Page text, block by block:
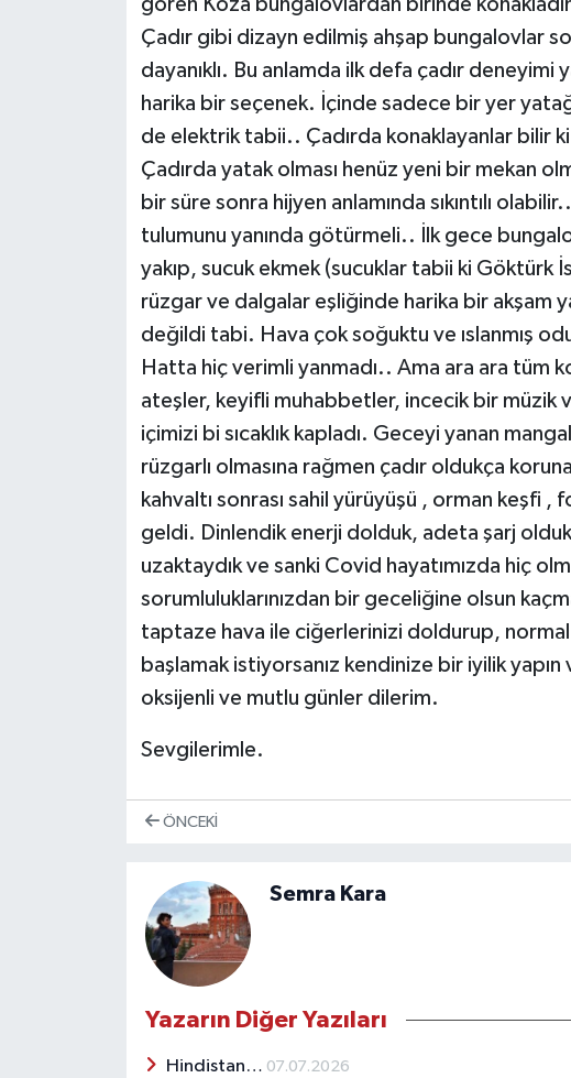
gören Koza bungalovlardan birinde
Çadır gibi dizayn edilmiş ahşap bungalovlar
dayanıklı. Bu anlamda ilk defa çadır
harika bir seçenek. İçinde sadece bir yer
de elektrik tabii.. Çadırda konaklayanlar bilir
Çadırda yatak olması henüz yeni bir mekan
bir süre sonra hijyen anlamında sıkıntılı
tulumunu yanında götürmeli.. İlk gece
yakıp, sucuk ekmek (sucuklar tabii ki Göktürk
rüzgar ve dalgalar eşliğinde harika bir akşam
değildi tabi. Hava çok soğuktu ve ıslanmış
Hatta hiç verimli yanmadı.. Ama ara ara tüm
ateşler, keyifli muhabbetler, incecik bir müzik
içimizi bi sıcaklık kapladı. Geceyi yanan
rüzgarlı olmasına rağmen çadır oldukça
kahvaltı sonrası sahil yürüyüşü , orman keşfi
geldi. Dinlendik enerji dolduk, adeta şarj
uzaktaydık ve sanki Covid hayatımızda hiç
sorumluluklarınızdan bir geceliğine olsun
taptaze hava ile ciğerlerinizi doldurup,
başlamak istiyorsanız kendinize bir iyilik yapın
oksijenli ve mutlu günler dilerim.
Sevgilerimle.
ÖNCEKI
Semra Kara
Yazarın Diğer Yazıları
Hindistan… 07.07.2026